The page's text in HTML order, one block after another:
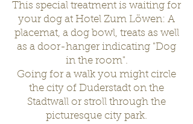
This special treatment is waiting for
your dog at Hotel Zum Löwen: A
placemat, a dog bowl, treats as well
as a door-hanger indicating "Dog
in the room".
Going for a walk you might circle
the city of Duderstadt on the
Stadtwall or stroll through the
picturesque city park.